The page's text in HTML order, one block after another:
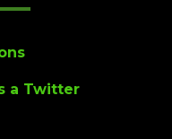
a Twitter